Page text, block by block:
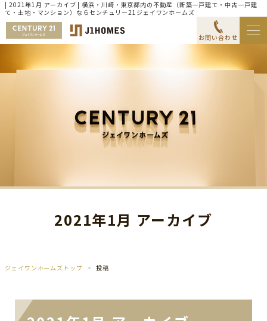
| 2021年1月 アーカイブ | 横浜・川崎・東京都内の不動産（新築一戸建て・中古一戸建
て・土地・マンション）ならセンチュリー21ジェイワンホームズ
お問い合わせ
2021年1月 アーカイブ
ジェイワンホームズトップ 投稿